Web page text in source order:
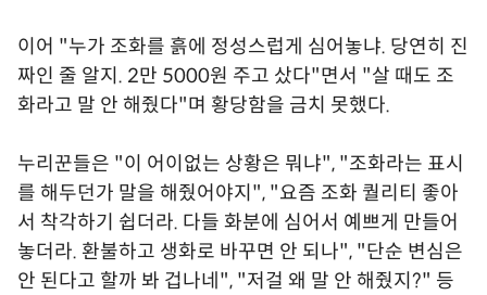
이어 "누가 조화를 흙에 정성스럽게 심어놓냐. 당연히 진
짜인 줄 알지. 2만 5000원 주고 샀다"면서 "살 때도 조
화라고 말 안 해줬다"며 황당함을 금치 못했다.
누리꾼들은 "이 어이없는 상황은 뭐냐", "조화라는 표시
를 해두던가 말을 해줬어야지", "요즘 조화 퀄리티 좋아
서 착각하기 쉽더라. 다들 화분에 심어서 예쁘게 만들어
놓더라. 환불하고 생화로 바꾸면 안 되나", "단순 변심은
안 된다고 할까 봐 겁나네", "저걸 왜 말 안 해줬지?" 등